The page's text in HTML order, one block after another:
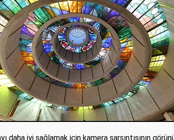
daha iyi sağlamak için kamera sarsıntısının